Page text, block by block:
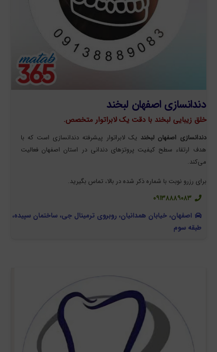
دندانسازی اصفهان لبخند
خلق زیبایی لبخند با دقت یک لابراتوار متخصص.
دندانسازی اصفهان لبخند یک لابراتوار پیشرفته دندانسازی است که با
هدف ارتقاء سطح کیفیت پروتزهای دندانی در استان اصفهان فعالیت
می‌کند.
برای رزرو نوبت با شماره ذکر شده در بالا، تماس بگیرید.
۰۹۱۳۸۸۸۹۰۸۳
اصفهان، خیابان همدانیان، روبروی ترمینال جی، ساختمان سپیده،
طبقه سوم